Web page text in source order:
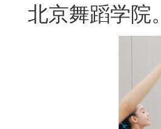
北京舞蹈学院。